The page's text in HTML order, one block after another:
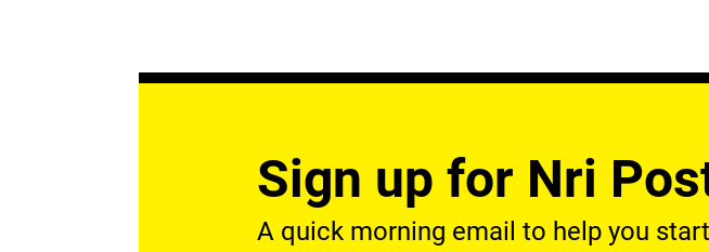
Sign up for Nri
A quick morning email to help you